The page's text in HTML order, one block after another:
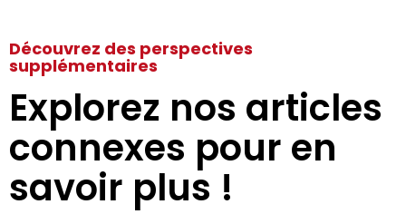
Découvrez des perspectives
supplémentaires
Explorez nos articles
connexes pour en
savoir plus !